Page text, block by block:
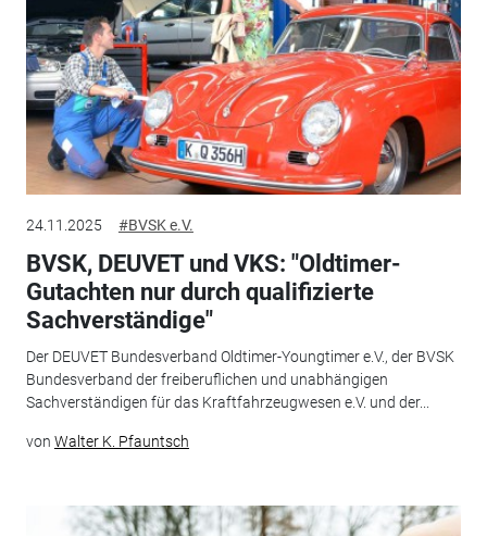
24.11.2025 #BVSK e.V.
BVSK, DEUVET und VKS: "Oldtimer-
Gutachten nur durch qualifizierte
Sachverständige"
Der DEUVET Bundesverband Oldtimer-Youngtimer e.V., der BVSK
Bundesverband der freiberuflichen und unabhängigen
Sachverständigen für das Kraftfahrzeugwesen e.V. und der...
von Walter K. Pfauntsch